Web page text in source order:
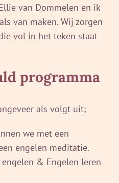
van Dommelen en ik
van maken. Wij zorgen
vol in het teken staat
programma
als volgt uit;
we met een
engelen meditatie.
& Engelen leren